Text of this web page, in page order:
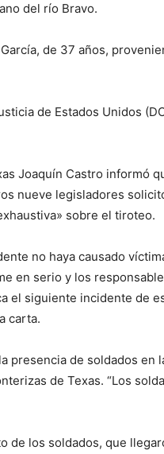
del río Bravo.
de 37 años,
de Estados Unidos
Joaquín Castro informó
nueve legisladores
sobre el tiroteo.
no haya causado
en serio y los
el siguiente incidente de
carta.
presencia de soldados en
de Texas. “Los
de los soldados, que